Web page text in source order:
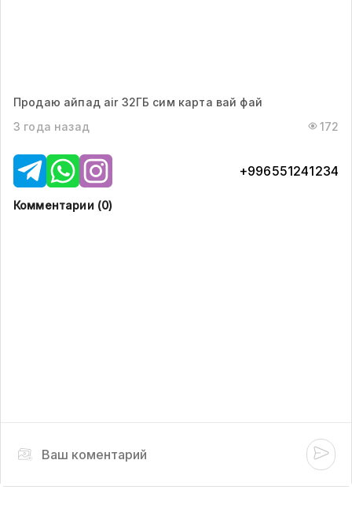
Продаю айпад air 32ГБ сим карта вай фай
3 года назад
172
+996551241234
Комментарии (0)